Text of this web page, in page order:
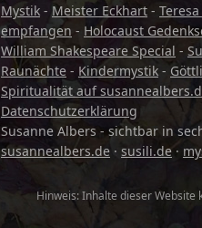
Mystik - Meister Eckhart -
empfangen - Holocaust
William Shakespeare Special -
Raunächte - Kindermystik -
Spiritualität auf
Datenschutzerklärung
Susanne Albers - sichtbar in
susannealbers.de · susili.de·
Hinweis: Inhalte dieser